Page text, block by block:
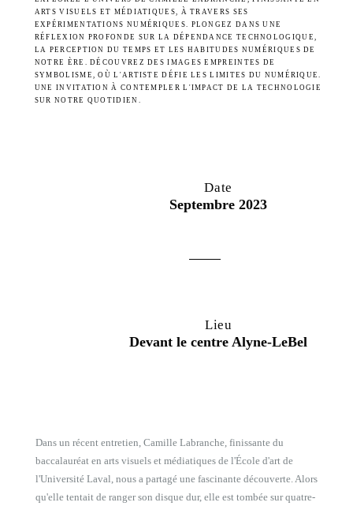
ARTS VISUELS ET MÉDIATIQUES, À TRAVERS SES
EXPÉRIMENTATIONS NUMÉRIQUES. PLONGEZ DANS UNE
RÉFLEXION PROFONDE SUR LA DÉPENDANCE TECHNOLOGIQUE,
LA PERCEPTION DU TEMPS ET LES HABITUDES NUMÉRIQUES DE
NOTRE ÈRE. DÉCOUVREZ DES IMAGES EMPREINTES DE
SYMBOLISME, OÙ L'ARTISTE DÉFIE LES LIMITES DU NUMÉRIQUE.
UNE INVITATION À CONTEMPLER L'IMPACT DE LA TECHNOLOGIE
SUR NOTRE QUOTIDIEN.
Date
Septembre 2023
Lieu
Devant le centre Alyne-LeBel
Dans un récent entretien, Camille Labranche, finissante du
baccalauréat en arts visuels et médiatiques de l'École d'art de
l'Université Laval, nous a partagé une fascinante découverte. Alors
qu'elle tentait de ranger son disque dur, elle est tombée sur quatre-